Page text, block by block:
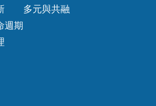
週期
多元與共融